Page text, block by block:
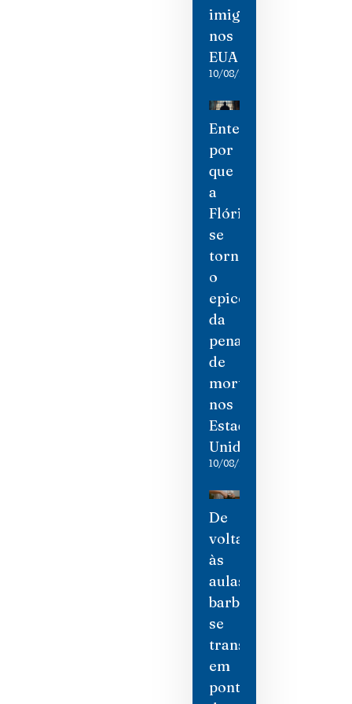
imigrantes
nos
EUA
10/08/2026
Entenda
por
que
a
Flórida
se
tornou
o
epicentro
da
pena
de
morte
nos
Estados
Unidos
10/08/2026
De
volta
às
aulas:
barbearia
se
transforma
em
ponto